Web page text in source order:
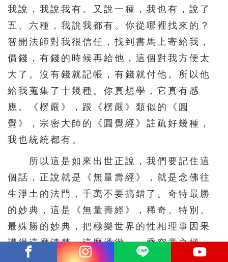
我說，我說我有。又說一種，我也有，說了
五、六種，我說我都有。你從哪裡找來的？
智開法師對我很信任，找到書馬上寄給我，
價錢，有錢的時候再給他，這個對我方便太
大了。沒有錢就記帳，有錢就付他。所以他
給我蒐集了十幾種。你真想學，它真有感
應。《楞嚴》，跟《楞嚴》類似的《圓
覺》，宗密大師的《圓覺經》註疏好幾種，
我也統統都有。
所以這是如來出世正說，我們要記住這
個話，正說就是《無量壽經》，就是念佛往
生淨土的法門，千萬不要搞錯了。奇特最勝
的妙典，這是《無量壽經》，稀奇、特別、
最殊勝的妙典，把極樂世界的性相理事因果
講得這麼清楚、這麼透徹。一乘究竟之極
說，這個點出來了，《無量壽經》是一乘，